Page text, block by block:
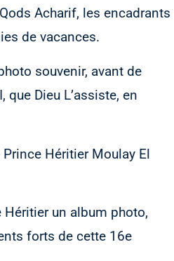
Acharif, les encadrants
de vacances.
souvenir, avant de
Dieu L’assiste, en
Héritier Moulay El
Héritier un album photo,
forts de cette 16e